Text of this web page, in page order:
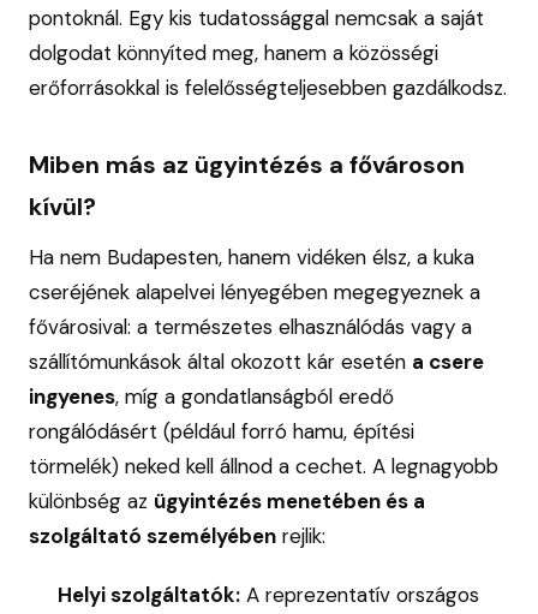
pontoknál. Egy kis tudatossággal nemcsak a saját
dolgodat könnyíted meg, hanem a közösségi
erőforrásokkal is felelősségteljesebben gazdálkodsz.
Miben más az ügyintézés a fővároson
kívül?
Ha nem Budapesten, hanem vidéken élsz, a kuka
cseréjének alapelvei lényegében megegyeznek a
fővárosival: a természetes elhasználódás vagy a
szállítómunkások által okozott kár esetén a csere
ingyenes, míg a gondatlanságból eredő
rongálódásért (például forró hamu, építési
törmelék) neked kell állnod a cechet. A legnagyobb
különbség az ügyintézés menetében és a
szolgáltató személyében rejlik:
Helyi szolgáltatók: A reprezentatív országos